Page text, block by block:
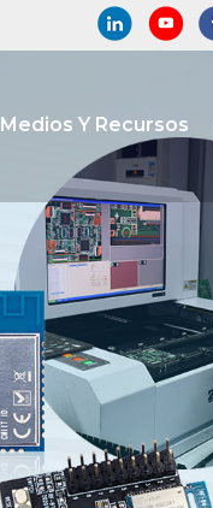
Medios Y Recursos